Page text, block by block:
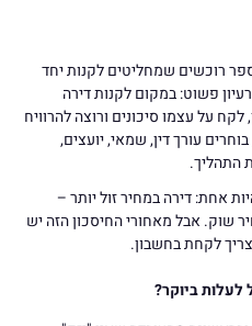
רוכשים שמחליטים לקנות יחד
פשוט: במקום לקנות דירה
על עצמו סיכונים ורוצה להרוויח
עורך דין, שמאי, יועצים,
התהליך.
אחת: דירה במחיר זול יותר –
לעומת מחיר שוק. אבל מאחורי החיסכון הזה יש
לקחת בחשבון.
לעלות ביוקר?